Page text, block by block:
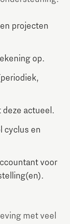
projecten
op.
actueel.
cyclus en
voor
met veel